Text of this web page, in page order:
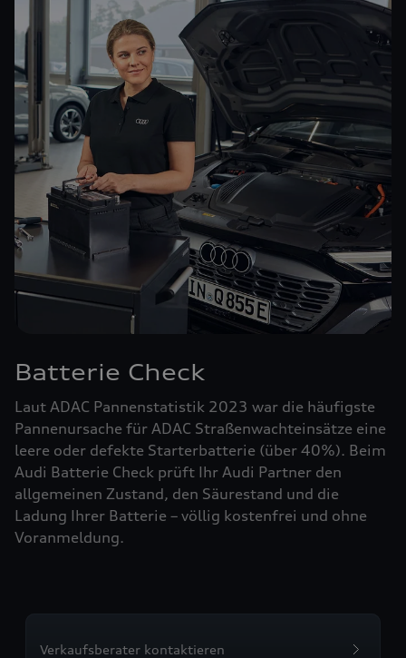
Batterie Check
Laut ADAC Pannenstatistik 2023 war die häufigste
Pannenursache für ADAC Straßenwachteinsätze eine
leere oder defekte Starterbatterie (über 40%). Beim
Audi Batterie Check prüft Ihr Audi Partner den
allgemeinen Zustand, den Säurestand und die
Ladung Ihrer Batterie – völlig kostenfrei und ohne
Voranmeldung.
Verkaufsberater kontaktieren